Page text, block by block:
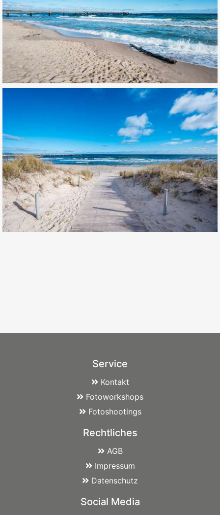
Service
Kontakt
Fotoworkshops
Fotoshootings
Rechtliches
AGB
Impressum
Datenschutz
Social Media